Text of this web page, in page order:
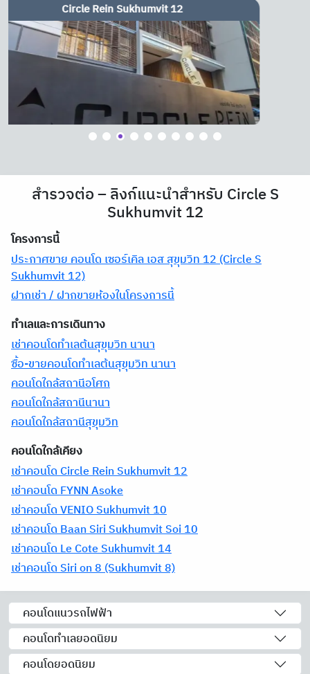
FYNN Asoke
สำรวจต่อ – ลิงก์แนะนำสำหรับ Circle S
Sukhumvit 12
โครงการนี้
ประกาศขาย คอนโด เซอร์เคิล เอส สุขุมวิท 12 (Circle S
Sukhumvit 12)
ฝากเช่า / ฝากขายห้องในโครงการนี้
ทำเลและการเดินทาง
เช่าคอนโดทำเลต้นสุขุมวิท นานา
ซื้อ-ขายคอนโดทำเลต้นสุขุมวิท นานา
คอนโดใกล้สถานีอโศก
คอนโดใกล้สถานีนานา
คอนโดใกล้สถานีสุขุมวิท
คอนโดใกล้เคียง
เช่าคอนโด Circle Rein Sukhumvit 12
เช่าคอนโด FYNN Asoke
เช่าคอนโด VENIO Sukhumvit 10
เช่าคอนโด Baan Siri Sukhumvit Soi 10
เช่าคอนโด Le Cote Sukhumvit 14
เช่าคอนโด Siri on 8 (Sukhumvit 8)
คอนโดแนวรถไฟฟ้า
คอนโดทำเลยอดนิยม
คอนโดยอดนิยม